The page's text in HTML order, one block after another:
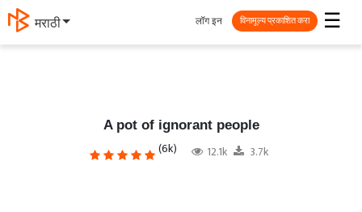
मराठी ☰
लॉग इन विनामूल्य प्रकाशित करा
A pot of ignorant people
(6k) 12.1k 3.7k